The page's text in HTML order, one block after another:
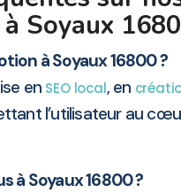
Soyaux
à Soyaux 16800 ?
en SEO local, en
l’utilisateur au
à Soyaux 16800 ?